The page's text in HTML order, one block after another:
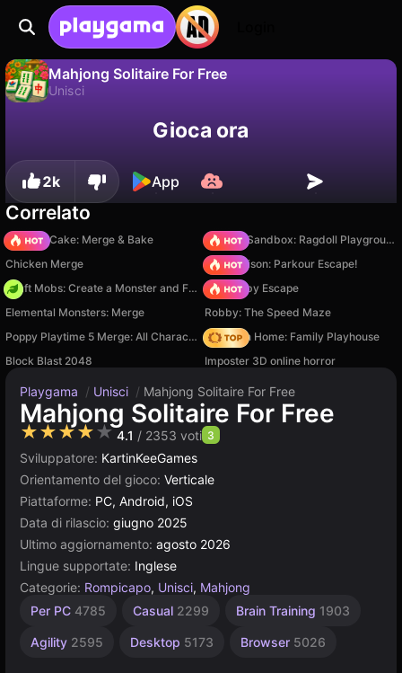
Mahjong Solitaire For Free
Unisci
Salva i progressi!Gioca ora
2k App
Correlato
Piece of Cake: Merge & Bake
Sprunki Sandbox: Ragdoll Playground Mode
Chicken Merge
Barry Prison: Parkour Escape!
Craft Mobs: Create a Monster and Fight! Your Obby Escape
Elemental Monsters: Merge
Robby: The Speed Maze
Poppy Playtime 5 Merge: All Characters My Town Home: Family Playhouse
Block Blast 2048
Imposter 3D online horror
Playgama / Unisci / Mahjong Solitaire For Free
Mahjong Solitaire For Free
★★★★★4.1 / 2353 voti 3
Sviluppatore: KartinKeeGames
Orientamento del gioco: Verticale
Piattaforme: PC, Android, iOS
Data di rilascio: giugno 2025
Ultimo aggiornamento: agosto 2026
Lingue supportate: Inglese
Categorie: Rompicapo, Unisci, Mahjong
Per PC 4785 Casual 2299 Brain Training 1903
Agility 2595 Desktop 5173 Browser 5026
Unity
3175
Solitario
13